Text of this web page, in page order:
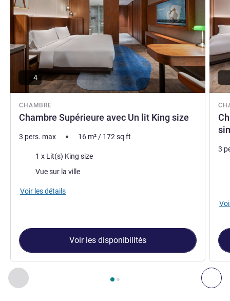
Précédent - Chambre
Page , Chambre 1 : Chambre Supérieure avec Un lit
CHAMBRE
Chambre Supérieure avec Un lit King size
4
3 pers. max 16 m²/ 172sq ft
Literie1 x Lit(s) King size
Vues :Vue sur la ville
Voir les détails
Voir les disponibilités
3